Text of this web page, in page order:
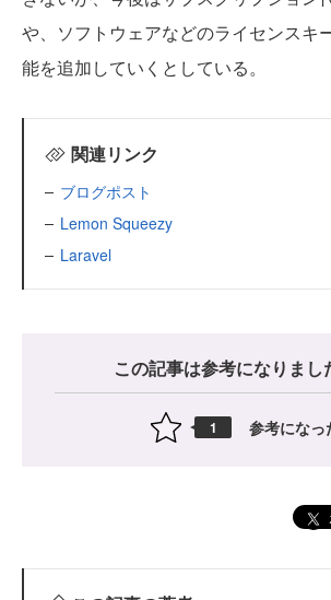
や、ソフトウェアなどのライセンスキ
能を追加していくとしている。
関連リンク
ブログポスト
Lemon Squeezy
Laravel
この記事は参考になりまし
1 参考になっ